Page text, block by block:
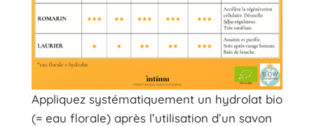
Appliquez systématiquement un hydrolat bio
(= eau florale) après l’utilisation d’un savon